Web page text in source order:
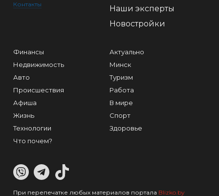
Контакты
Наши эксперты
Новостройки
Финансы
Недвижимость
Авто
Происшествия
Афиша
Жизнь
Технологии
Что почем?
Актуально
Минск
Туризм
Работа
В мире
Спорт
Здоровье
При перепечатке любых материалов портала Blizko.by